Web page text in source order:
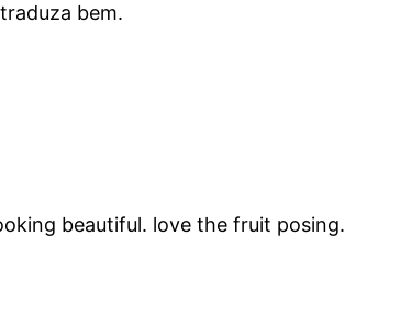
bem.
beautiful. love the fruit posing.